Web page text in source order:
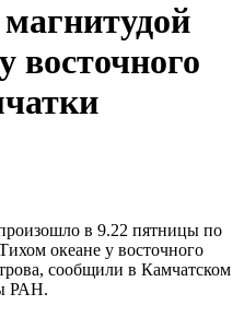
восточного
в 9.22 пятницы по
океане у восточного
сообщили в Камчатском
РАН.